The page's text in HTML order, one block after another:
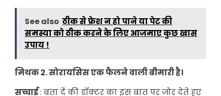
See also ठीक से फ्रेश न हो पाने या पेट की
समस्या को ठीक करने के लिए आजमाए कुछ खास
उपाय !
मिथक 2. सोरायसिस एक फैलने वाली बीमारी है।
सच्चाई: बता दें की डॉक्टर का इस बात पर जोर देते हुए